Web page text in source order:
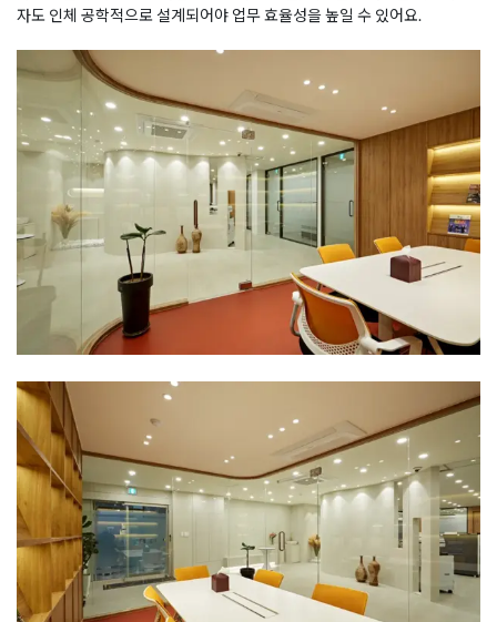
자도 인체 공학적으로 설계되어야 업무 효율성을 높일 수 있어요.